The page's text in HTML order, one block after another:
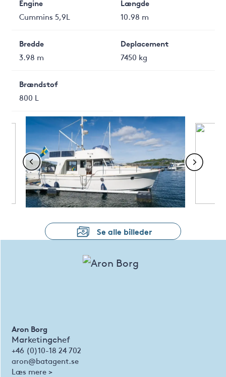
Engine
Cummins 5,9L
Længde
10.98 m
Bredde
3.98 m
Deplacement
7450 kg
Brændstof
800 L
Se alle billeder
Aron Borg
Marketingchef
+46 (0)10-18 24 702
aron@batagent.se
Læs mere >